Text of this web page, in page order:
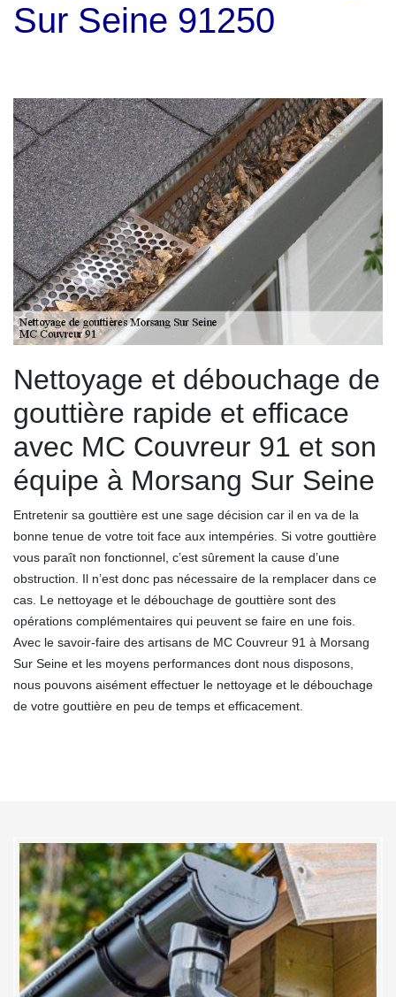
Sur Seine 91250
Nettoyage et débouchage de
gouttière rapide et efficace
avec MC Couvreur 91 et son
équipe à Morsang Sur Seine
Entretenir sa gouttière est une sage décision car il en va de la
bonne tenue de votre toit face aux intempéries. Si votre gouttière
vous paraît non fonctionnel, c’est sûrement la cause d’une
obstruction. Il n’est donc pas nécessaire de la remplacer dans ce
cas. Le nettoyage et le débouchage de gouttière sont des
opérations complémentaires qui peuvent se faire en une fois.
Avec le savoir-faire des artisans de MC Couvreur 91 à Morsang
Sur Seine et les moyens performances dont nous disposons,
nous pouvons aisément effectuer le nettoyage et le débouchage
de votre gouttière en peu de temps et efficacement.